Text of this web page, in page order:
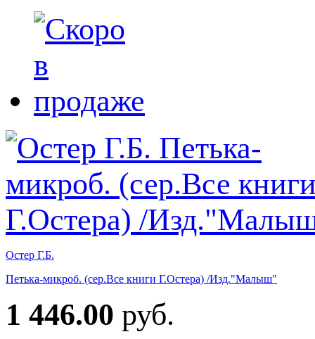
Остер Г.Б.
Петька-микроб. (сер.Все книги Г.Остера) /Изд."Малыш"
1 446.00 руб.